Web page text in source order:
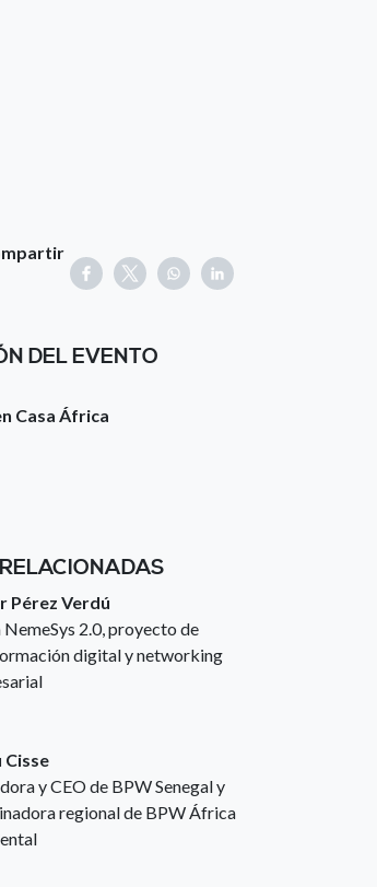
DEL EVENTO
Casa África
Pérez Verdú
NemeSys 2.0, proyecto de
digital y networking
Cisse
y CEO de BPW Senegal y
regional de BPW África